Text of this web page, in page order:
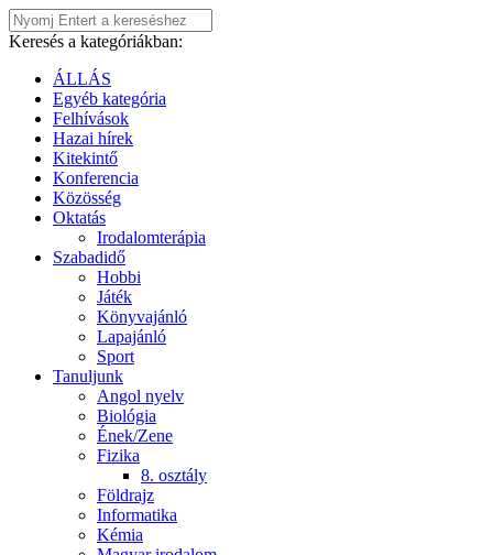
Keresés a kategóriákban:
ÁLLÁS
Egyéb kategória
Felhívások
Hazai hírek
Kitekintő
Konferencia
Közösség
Oktatás
Irodalomterápia
Szabadidő
Hobbi
Játék
Könyvajánló
Lapajánló
Sport
Tanuljunk
Angol nyelv
Biológia
Ének/Zene
Fizika
8. osztály
Földrajz
Informatika
Kémia